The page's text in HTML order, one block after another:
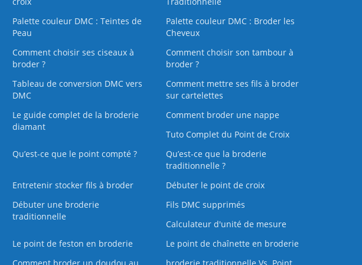
Palette couleur DMC : Teintes de
Peau
Palette couleur DMC : Broder les
Cheveux
Comment choisir ses ciseaux à
broder ?
Comment choisir son tambour à
broder ?
Tableau de conversion DMC vers
DMC
Comment mettre ses fils à broder
sur cartelettes
Le guide complet de la broderie
diamant
Comment broder une nappe
Tuto Complet du Point de Croix
Qu’est-ce que le point compté ?
Qu’est-ce que la broderie
traditionnelle ?
Entretenir stocker fils à broder
Débuter le point de croix
Débuter une broderie
traditionnelle
Fils DMC supprimés
Calculateur d'unité de mesure
Le point de feston en broderie
Le point de chaînette en broderie